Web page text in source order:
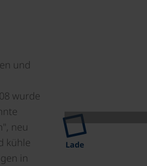
und
wurde
neu
kühle
in
Lade